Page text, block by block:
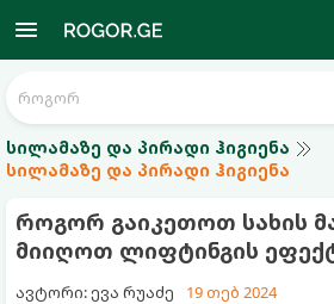
სილამაზე და პირადი ჰიგიენა
სილამაზე და პირადი ჰიგიენა
როგორ გაიკეთოთ სახის
მიიღოთ ლიფტინგის
ავტორი: ევა რუაძე 19 თებ 2024